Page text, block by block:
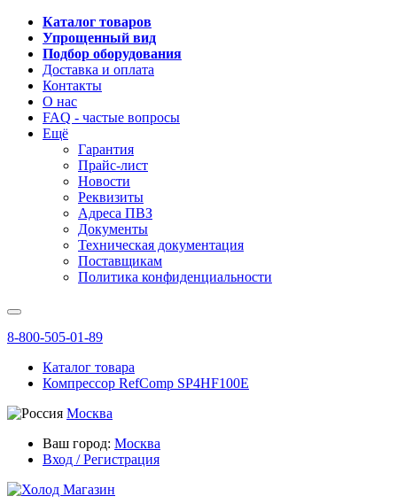
Каталог товаров
Упрощенный вид
Подбор оборудования
Доставка и оплата
Контакты
О нас
FAQ - частые вопросы
Ещё
Гарантия
Прайс-лист
Новости
Реквизиты
Адреса ПВЗ
Документы
Техническая документация
Поставщикам
Политика конфиденциальности
8-800-505-01-89
Каталог товара
Компрессор RefComp SP4HF100E
Москва
Ваш город: Москва
Вход / Регистрация